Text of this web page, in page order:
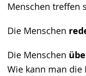
Menschen treffen
Die Menschen
Die Menschen
Wie kann man die